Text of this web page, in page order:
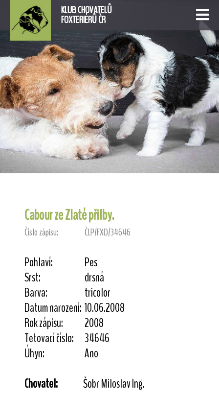
KLUB CHOVATELŮ
FOXTERIÉRŮ ČR
Cabour ze Zlaté přilby.
Číslo zápisu: ČLP/FXD/34646
Pohlaví:
Pes
Srst:
drsná
Barva:
tricolor
Datum narození: 10.06.2008
Rok zápisu:
2008
Tetovací číslo:
34646
Úhyn:
Ano
Chovatel:
Šobr Miloslav Ing.